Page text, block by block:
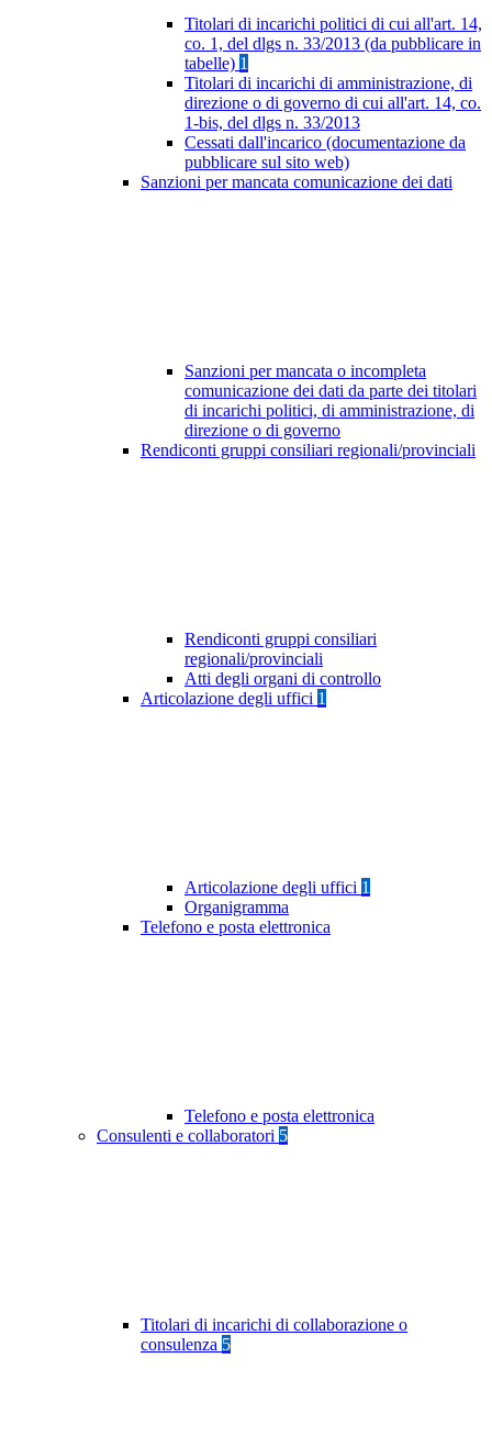
Titolari di incarichi politici di cui all'art. 14,
co. 1, del dlgs n. 33/2013 (da pubblicare in
tabelle) 1
Titolari di incarichi di amministrazione, di
direzione o di governo di cui all'art. 14, co.
1-bis, del dlgs n. 33/2013
Cessati dall'incarico (documentazione da
pubblicare sul sito web)
Sanzioni per mancata comunicazione dei dati
Sanzioni per mancata o incompleta
comunicazione dei dati da parte dei titolari
di incarichi politici, di amministrazione, di
direzione o di governo
Rendiconti gruppi consiliari regionali/provinciali
Rendiconti gruppi consiliari
regionali/provinciali
Atti degli organi di controllo
Articolazione degli uffici 1
Articolazione degli uffici 1
Organigramma
Telefono e posta elettronica
Telefono e posta elettronica
Consulenti e collaboratori 5
Titolari di incarichi di collaborazione o
consulenza 5